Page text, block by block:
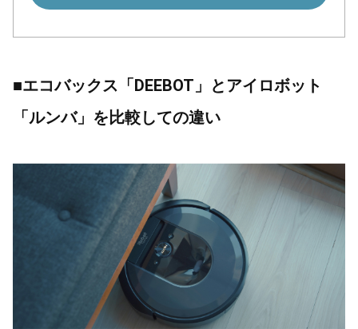
■エコバックス「DEEBOT」とアイロボット
「ルンバ」を比較しての違い